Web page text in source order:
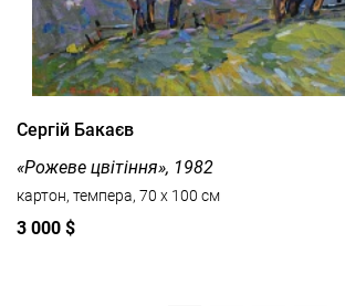
Сергій Бакаєв
«Рожеве цвітіння», 1982
картон, темпера, 70 x 100 см
3 000 $